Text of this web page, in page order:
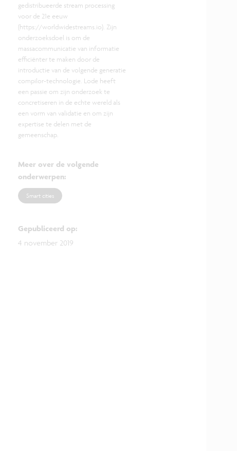
gedistribueerde stream processing
voor de 21e eeuw
(https://worldwidestreams.io). Zijn
onderzoeksdoel is om de
massacommunicatie van informatie
efficiënter te maken door de
introductie van de volgende generatie
compilor-technologie. Lode heeft
een passie om zijn onderzoek te
concretiseren in de echte wereld als
een vorm van validatie en om zijn
expertise te delen met de
gemeenschap.
Meer over de volgende
onderwerpen:
Smart cities
Gepubliceerd op:
4 november 2019